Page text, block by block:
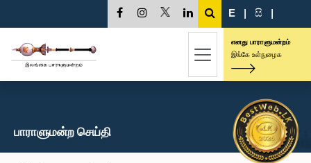
E | සි |
எனது பாராளுமன்றம்
இங்கே உள்நுழைக
பாராளுமன்ற செய்தி